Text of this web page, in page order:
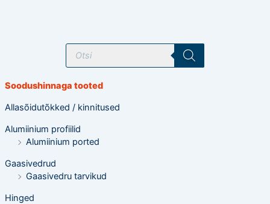
T
o
t
o
t
s
i
n
g
Soodushinnaga tooted
Allasõidutõkked / kinnitused
Alumiinium profiilid
Alumiinium ported
Gaasivedrud
Gaasivedru tarvikud
Hinged